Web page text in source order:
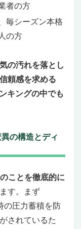
者の方
毎シーズン本格
の方
の汚れを落とし
頼感を求める
キングの中でも
の構造とディ
ことを徹底的に
す。まず
の圧力蓄積を防
がされているた